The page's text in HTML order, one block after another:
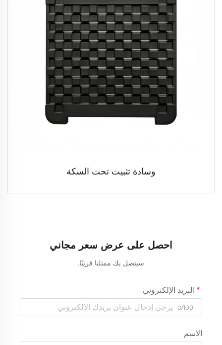
وسادة تثبيت تحت السكة
احصل على عرض سعر مجاني
سيتصل بك ممثلنا قريبًا.
البريد الإلكتروني
0/100
الاسم